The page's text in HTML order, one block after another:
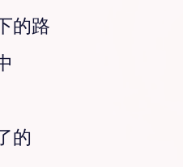
的路
的